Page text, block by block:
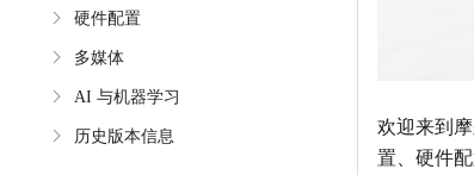
硬件配置
多媒体
AI 与机器学习
历史版本信息
欢迎来到
置、硬件